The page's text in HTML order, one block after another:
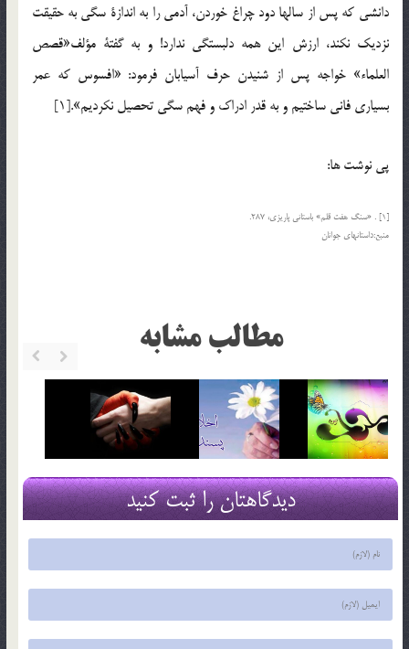
دانشي كه پس از سالها دود چراغ خوردن، آدمي را به اندازة سگي به حقيقت
نزديك نكند، ارزش اين همه دلبستگي ندارد! و به گفتة مؤلف«قصص
العلماء» خواجه پس از شنيدن حرف آسيابان فرمود: «افسوس كه عمر
بسياري فاني ساختيم و به قدر ادراك و فهم سگي تحصيل نكرديم».[1]
پي نوشت ها:
[1] . «سنگ هفت قلم» باستاني پاريزي، 287.
منبع:داستانهاي جوانان
مطالب مشابه
دیدگاهتان را ثبت کنید